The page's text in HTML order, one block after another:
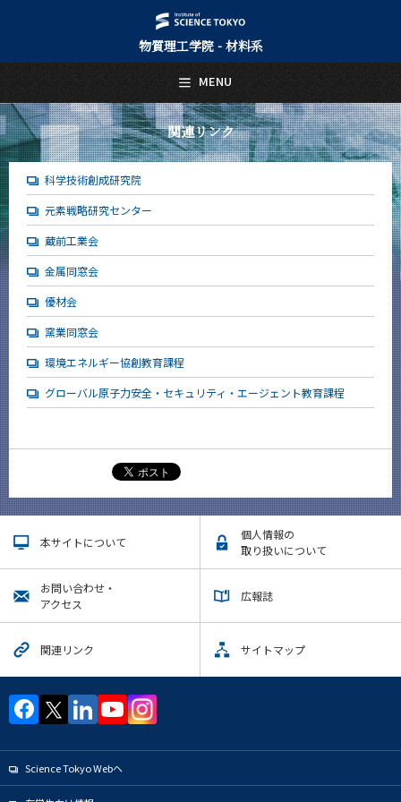
物質理工学院 - 材料系
関連リンク
科学技術創成研究院
元素戦略研究センター
蔵前工業会
金属同窓会
優材会
窯業同窓会
環境エネルギー協創教育課程
グローバル原子力安全・セキュリティ・エージェント教育課程
本サイトについて
個人情報の
取り扱いについて
お問い合わせ・
アクセス
広報誌
関連リンク サイトマップ
Science Tokyo Webヘ
MENU
日本語 English
トップページ
Top Page
材料系について
About Us
教育
Education
教員・研究室
Faculty and Laboratories
未来
Future
入学案内
Admissions
材料系 News
News
イベントカレンダー
Event Calendar
サイト構成
CLOSE